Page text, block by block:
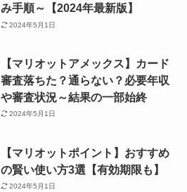
み手順～【2024年最新版】
2024年5月1日
【マリオットアメックス】カード
審査落ちた？通らない？必要年収
や審査状況～結果の一部始終
2024年5月1日
【マリオットポイント】おすすめ
の賢い使い方3選【有効期限も】
2024年5月1日